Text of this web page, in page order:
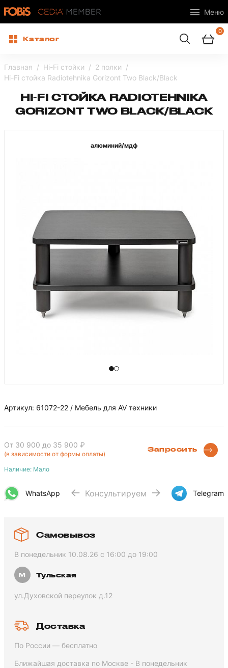
Меню
Каталог
0
Главная Hi-Fi стойки
2 полки
Hi-Fi стойка Radiotehnika Gorizont Two Black/Black
HI-FI СТОЙКА RADIOTEHNIKA
GORIZONT TWO BLACK/BLACK
алюминий/мдф
Артикул: 61072-22 / Мебель для AV техники
От 30 900 до 35 900 ₽
(в зависимости от формы оплаты)
Наличие: Мало
Запросить
WhatsApp Консультируем Telegram
Самовывоз
В понедельник 10.08.26 с 16:00 до 19:00
Тульская
ул.Духовской переулок д.12
Доставка
По России — бесплатно
Ближайшая доставка по Москве - В понедельник